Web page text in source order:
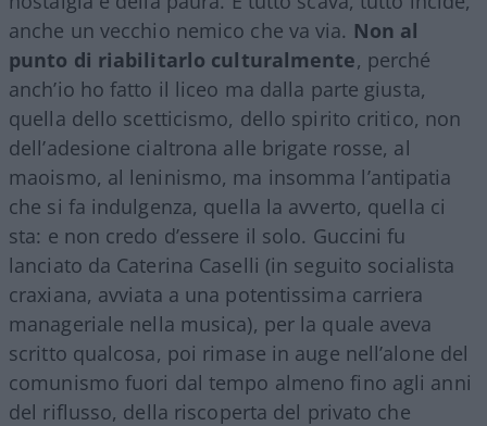
anche un vecchio nemico che va via. Non al
punto di riabilitarlo culturalmente, perché
anch’io ho fatto il liceo ma dalla parte giusta,
quella dello scetticismo, dello spirito critico, non
dell’adesione cialtrona alle brigate rosse, al
maoismo, al leninismo, ma insomma l’antipatia
che si fa indulgenza, quella la avverto, quella ci
sta: e non credo d’essere il solo. Guccini fu
lanciato da Caterina Caselli (in seguito socialista
craxiana, avviata a una potentissima carriera
manageriale nella musica), per la quale aveva
scritto qualcosa, poi rimase in auge nell’alone del
comunismo fuori dal tempo almeno fino agli anni
del riflusso, della riscoperta del privato che